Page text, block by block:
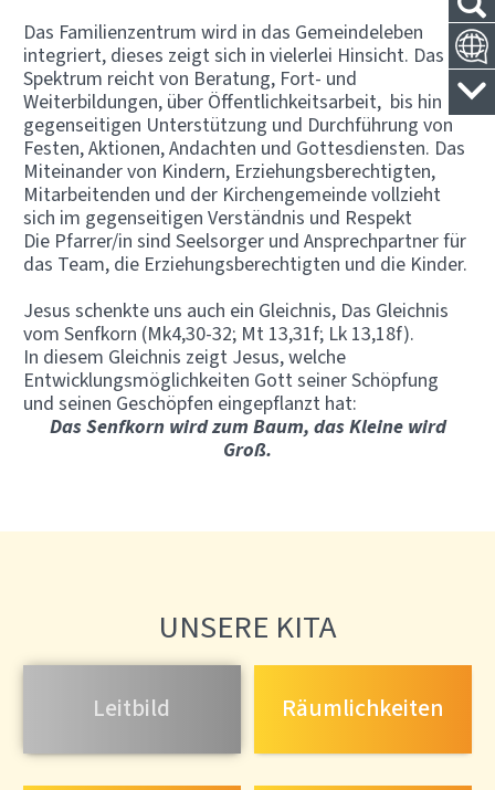
Das Familienzentrum wird in das Gemeindeleben
integriert, dieses zeigt sich in vielerlei Hinsicht. Das
Spektrum reicht von Beratung, Fort- und
Weiterbildungen, über Öffentlichkeitsarbeit, bis hin zur
gegenseitigen Unterstützung und Durchführung von
Festen, Aktionen, Andachten und Gottesdiensten. Das
Miteinander von Kindern, Erziehungsberechtigten,
Mitarbeitenden und der Kirchengemeinde vollzieht
sich im gegenseitigen Verständnis und Respekt
Die Pfarrer/in sind Seelsorger und Ansprechpartner für
das Team, die Erziehungsberechtigten und die Kinder.
Jesus schenkte uns auch ein Gleichnis, Das Gleichnis
vom Senfkorn (Mk4,30-32; Mt 13,31f; Lk 13,18f).
In diesem Gleichnis zeigt Jesus, welche
Entwicklungsmöglichkeiten Gott seiner Schöpfung
und seinen Geschöpfen eingepflanzt hat:
Das Senfkorn wird zum Baum, das Kleine wird
Groß.
UNSERE KITA
Leitbild Räumlichkeiten